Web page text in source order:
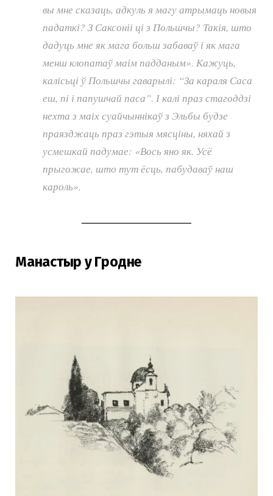
вы мне сказаць, адкуль я магу атрымаць новыя
падаткі? З Саксоніі ці з Польшчы? Такія, што
дадуць мне як мага больш забаваў і як мага
менш клопатаў маім падданым». Кажуць,
калісьці ў Польшчы гаварылі: “За караля Саса
еш, пі і папушчай паса”. І калі праз стагоддзі
нехта з маіх суайчыннікаў з Эльбы будзе
праязджаць праз гэтыя мясціны, няхай з
усмешкай падумае: «Вось яно як. Усё
прыгожае, што тут ёсць, пабудаваў наш
кароль».
Манастыр у Гродне